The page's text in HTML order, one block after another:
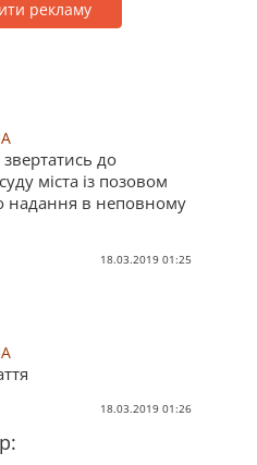
рекламу
звертатись до
міста із позовом
надання в неповному
18.03.2019 01:25
18.03.2019 01:26